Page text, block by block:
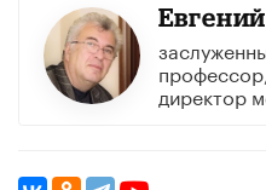
директор